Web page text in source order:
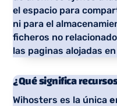
el espacio para
ni para el
ficheros no
las paginas alojadas
¿Qué significa
Wihosters es la única